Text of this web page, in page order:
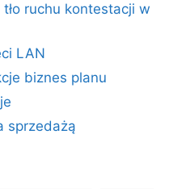
ruchu kontestacji w
LAN
biznes planu
sprzedażą